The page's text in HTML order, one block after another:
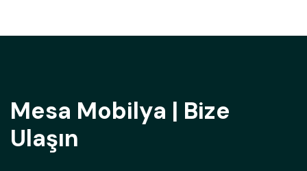
Mesa Mobilya | Bize
Ulaşın